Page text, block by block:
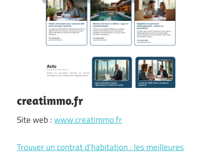
creatimmo.fr
Site web :www.creatimmo.fr
Trouver un contrat d’habitation : les meilleures